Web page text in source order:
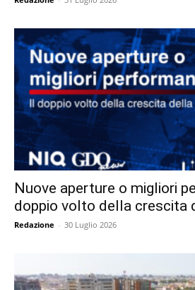
Nuove aperture o migliori
doppio volto della crescita
Redazione - 30 Luglio 2026